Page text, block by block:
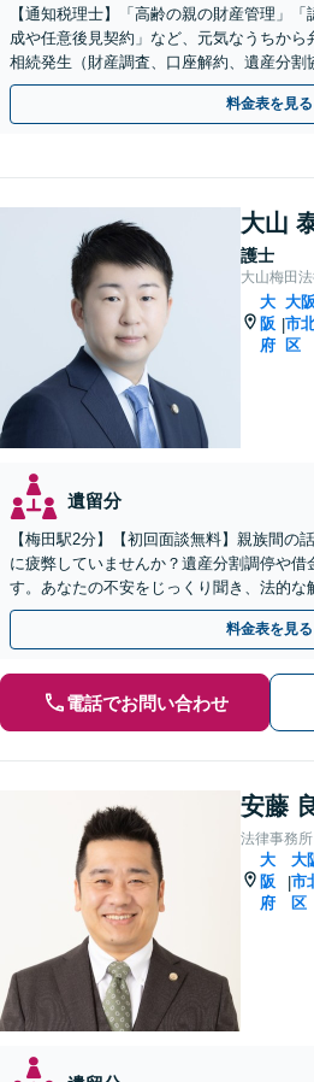
【通知税理士】「高齢の親の財産管理」
成や任意後見契約」など、元気なうちから
相続発生（財産調査、口座解約、遺産分割
却、遺留分）〜登記・相続税申告まで対応
料金表を見る
大山
護士
大山梅田
大
阪
府
|
大阪
市
区
遺留分
【梅田駅2分】【初回面談無料】親族間の
に疲弊していませんか？遺産分割調停や借
す。あなたの不安をじっくり聞き、法的な
な相続問題はお任せください【休日・夜間
料金表を見る
電話でお問い合わせ
安藤
法律事務所
大
阪
府
|
大
市
区